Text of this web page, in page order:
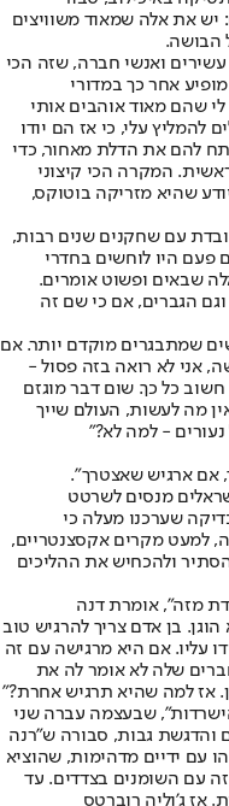
את אלה שמאוד משוויצים
הבושה.
ואנשי חברה, שזה הכי
אחר כך במדורי
שהם מאוד אוהבים אותי
להמליץ עלי, כי אז הם יודו
להם את הדלת מאחור, כדי
המקרה הכי קיצוני
שהיא מזריקה בוטוקס,
עם שחקנים שנים רבות,
פעם היו לוחשים בחדרי
שבאים ופשוט אומרים.
הגברים, אם כי שם זה
נפלא עד גיל 70, ויש אנשים שמתבגרים מוקדם יותר. אם
אני לא רואה בזה פסול -
כל כך. שום דבר מוגזם
מה לעשות, העולם שייך
נעורים - למה לא?"
אם ארגיש שאצטרך".
מנסים לשרטט
שערכנו מעלה כי
למעט מקרים אקסצנטריים,
ולהכחיש את ההליכים
מזה", אומרת דנה
בן אדם צריך להרגיש טוב
עליו. אם היא מרגישה עם זה
שלה לא אומר לה את
אז למה שהיא תרגיש אחרת?"
שבעצמה עברה שני
והדגשת גבות, סבורה ש"רנה
עם ידיים מדהימות, שהוציא
עם השומנים בצדדים. עד
אז ג'וליה רוברטס